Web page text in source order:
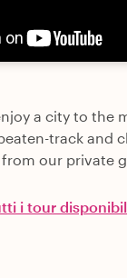
a city to the
track and
our private
i tour